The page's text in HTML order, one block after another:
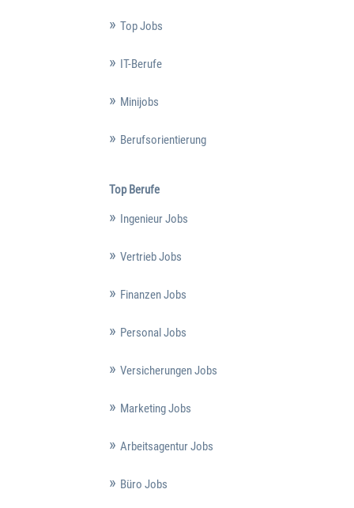
Top Jobs
IT-Berufe
Minijobs
Berufsorientierung
Top Berufe
Ingenieur Jobs
Vertrieb Jobs
Finanzen Jobs
Personal Jobs
Versicherungen Jobs
Marketing Jobs
Arbeitsagentur Jobs
Büro Jobs